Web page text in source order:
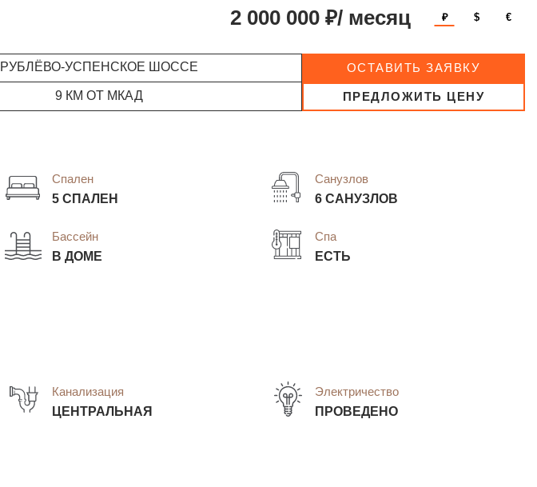
2 000 000 ₽/ месяц ₽ $ €
РУБЛЁВО-УСПЕНСКОЕ ШОССЕ
9 КМ ОТ МКАД
ОСТАВИТЬ ЗАЯВКУ
ПРЕДЛОЖИТЬ ЦЕНУ
Спален
5 СПАЛЕН
Санузлов
6 САНУЗЛОВ
Бассейн
В ДОМЕ
Спа
ЕСТЬ
Канализация
ЦЕНТРАЛЬНАЯ
Электричество
ПРОВЕДЕНО